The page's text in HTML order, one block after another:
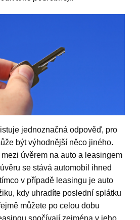
jednoznačná odpověď, pro
být výhodnější něco jiného.
úvěrem na auto a leasingem
se stává automobil ihned
v případě leasingu je auto
kdy uhradíte poslední splátku
můžete po celou dobu
spočívají zejména v jeho